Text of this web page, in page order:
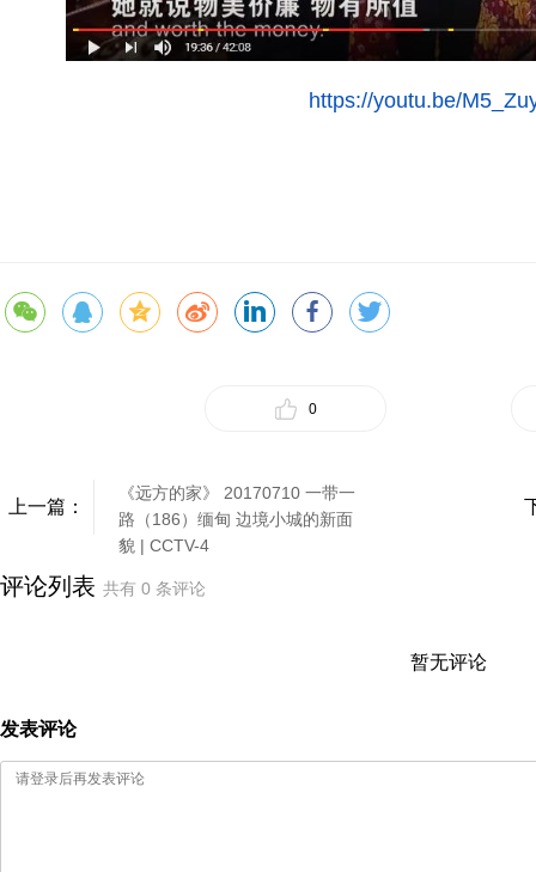
https://youtu.be/
0
上一篇：
《远方的家》 20170710 一带一
路（186）缅甸 边境小城的新面
貌 | CCTV-4
评论列表 共有 0 条评论
暂无评论
发表评论